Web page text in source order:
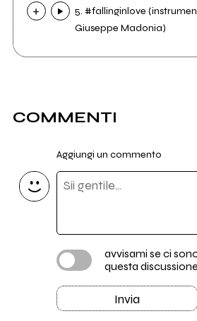
5. #fallinginlove
Giuseppe Madonia)
COMMENTI
Aggiungi un commento
avvisami se ci
questa discussione
Invia